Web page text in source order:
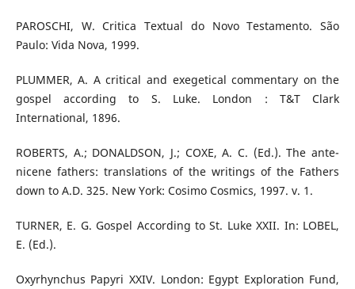
PAROSCHI, W. Critica Textual do Novo Testamento. São
Paulo: Vida Nova, 1999.
PLUMMER, A. A critical and exegetical commentary on the
gospel according to S. Luke. London : T&T Clark
International, 1896.
ROBERTS, A.; DONALDSON, J.; COXE, A. C. (Ed.). The ante-
nicene fathers: translations of the writings of the Fathers
down to A.D. 325. New York: Cosimo Cosmics, 1997. v. 1.
TURNER, E. G. Gospel According to St. Luke XXII. In: LOBEL,
E. (Ed.).
Oxyrhynchus Papyri XXIV. London: Egypt Exploration Fund,